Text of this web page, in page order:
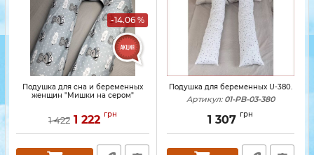
-14.06 %
Подушка для сна и беременных
женщин "Мишки на сером"
1 422 1 222 грн
Подушка для беременных U-380.
Артикул: 01-PB-03-380
1 307 грн